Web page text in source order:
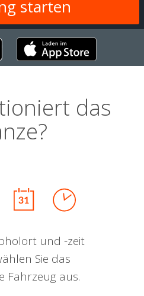
das
und -zeit
Sie das
Fahrzeug aus.